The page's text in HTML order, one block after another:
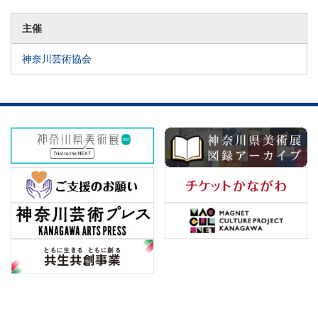
主催
神奈川芸術協会